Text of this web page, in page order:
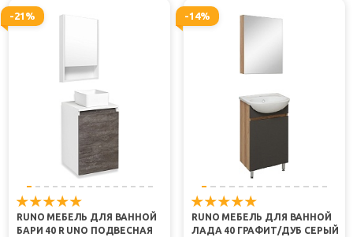
-21%
RUNO МЕБЕЛЬ ДЛЯ ВАННОЙ
БАРИ 40 R UNO ПОДВЕСНАЯ
-14%
RUNO МЕБЕЛЬ ДЛЯ ВАННОЙ
ЛАДА 40 ГРАФИТ/ДУБ СЕРЫЙ